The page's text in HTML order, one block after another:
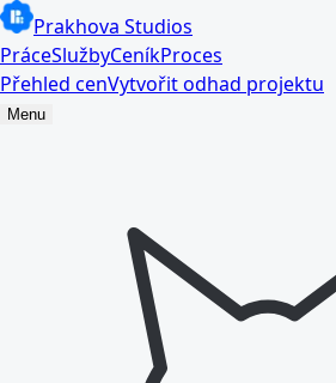
Prakhova Studios
PráceSlužbyCeníkProces
Přehled cenVytvořit odhad projektu
Menu